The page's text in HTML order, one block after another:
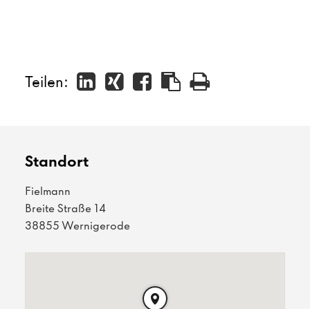
Teilen:
Standort
Fielmann
Breite Straße 14
38855 Wernigerode